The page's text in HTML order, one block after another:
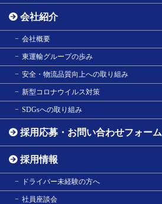
会社紹介
会社概要
東運輸グループの歩み
安全・物流品質向上への取り組み
新型コロナウイルス対策
SDGsへの取り組み
採用応募・お問い合わせフォーム
採用情報
ドライバー未経験の方へ
社員座談会